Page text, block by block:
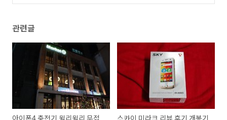
관련글